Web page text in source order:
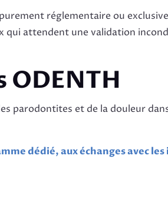
réglementaire ou
qui attendent une validation
parodontites et de la douleur
dédié, aux échanges avec